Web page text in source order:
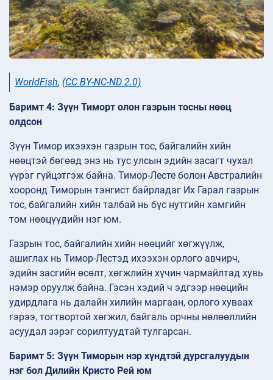
WorldFish, (CC BY-NC-ND 2.0)
Баримт 4: Зүүн Тиморт олон газрын тосны нөөц
олдсон
Зүүн Тимор ихээхэн газрын тос, байгалийн хийн
нөөцтэй бөгөөд энэ нь тус улсын эдийн засагт чухал
үүрэг гүйцэтгэж байна. Тимор-Лесте болон Австралийн
хооронд Тиморын тэнгист байрладаг Их Гарал газрын
тос, байгалийн хийн талбай нь бүс нутгийн хамгийн
том нөөцүүдийн нэг юм.
Газрын тос, байгалийн хийн нөөцийг хөгжүүлж,
ашиглах нь Тимор-Лестэд ихээхэн орлого авчирч,
эдийн засгийн өсөлт, хөгжлийн хүчин чармайлтад хувь
нэмэр оруулж байна. Гэсэн хэдий ч эдгээр нөөцийн
удирдлага нь далайн хилийн маргаан, орлого хуваах
гэрээ, тогтвортой хөгжил, байгаль орчны нөлөөллийн
асуудал зэрэг сорилтуудтай тулгарсан.
Баримт 5: Зүүн Тиморын нэр хүндтэй дурсгалуудын
нэг бол Дилийн Кристо Рей юм